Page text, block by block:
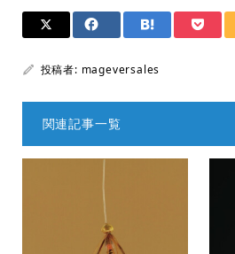
投稿者: mageversales
関連記事一覧